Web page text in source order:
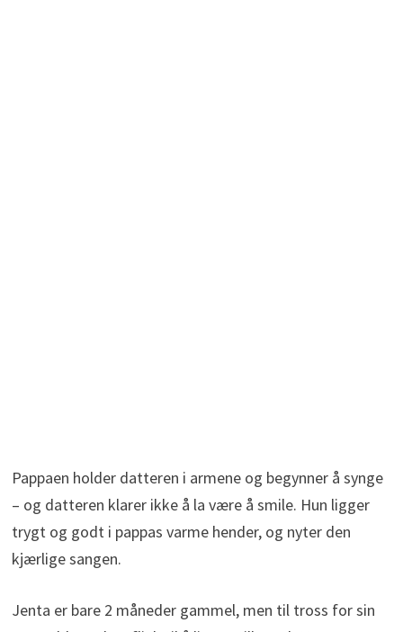
Pappaen holder datteren i armene og begynner å synge
– og datteren klarer ikke å la være å smile. Hun ligger
trygt og godt i pappas varme hender, og nyter den
kjærlige sangen.
Jenta er bare 2 måneder gammel, men til tross for sin